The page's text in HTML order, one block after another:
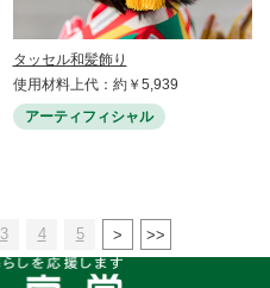
タッセル和髪飾り
使用材料上代：約￥5,939
アーティフィシャル
3 4 5